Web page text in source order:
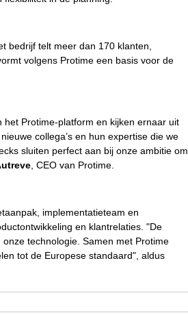
bedrijf telt meer dan 170 klanten,
volgens Protime een basis voor de
Protime-platform en kijken ernaar uit
collega’s en hun expertise die we
sluiten perfect aan bij onze ambitie om
, CEO van Protime.
implementatieteam en
en klantrelaties. "De
technologie. Samen met Protime
tot de Europese standaard", aldus